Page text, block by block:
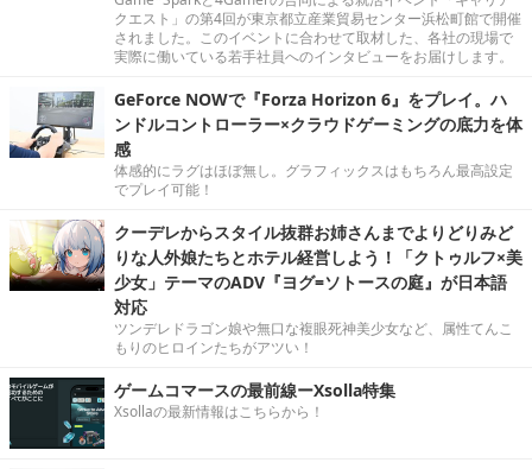
クエスト」の第4回が東京都立産業貿易センター浜松町館で開催
されました。このイベントに合わせて取材した、各社の現場で
実際に働いている若手社員へのインタビューをお届けします。
GeForce NOWで『Forza Horizon 6』をプレイ。ハ
ンドルコントローラー×クラウドゲーミングの底力を体
感
体感的にラグはほぼ無し。グラフィックスはもちろん最高設定
でプレイ可能！
クーデレからスタイル抜群お姉さんまでよりどりみど
りな人外娘たちとホテル経営しよう！「クトゥルフ×美
少女」テーマのADV『ヨグ=ソトースの庭』が日本語
対応
ツンデレドラゴン娘や無口な複眼死神美少女など、属性てんこ
もりのヒロインたちがアツい！
ゲームコマースの最前線ーXsolla特集
Xsollaの最新情報はこちらから！